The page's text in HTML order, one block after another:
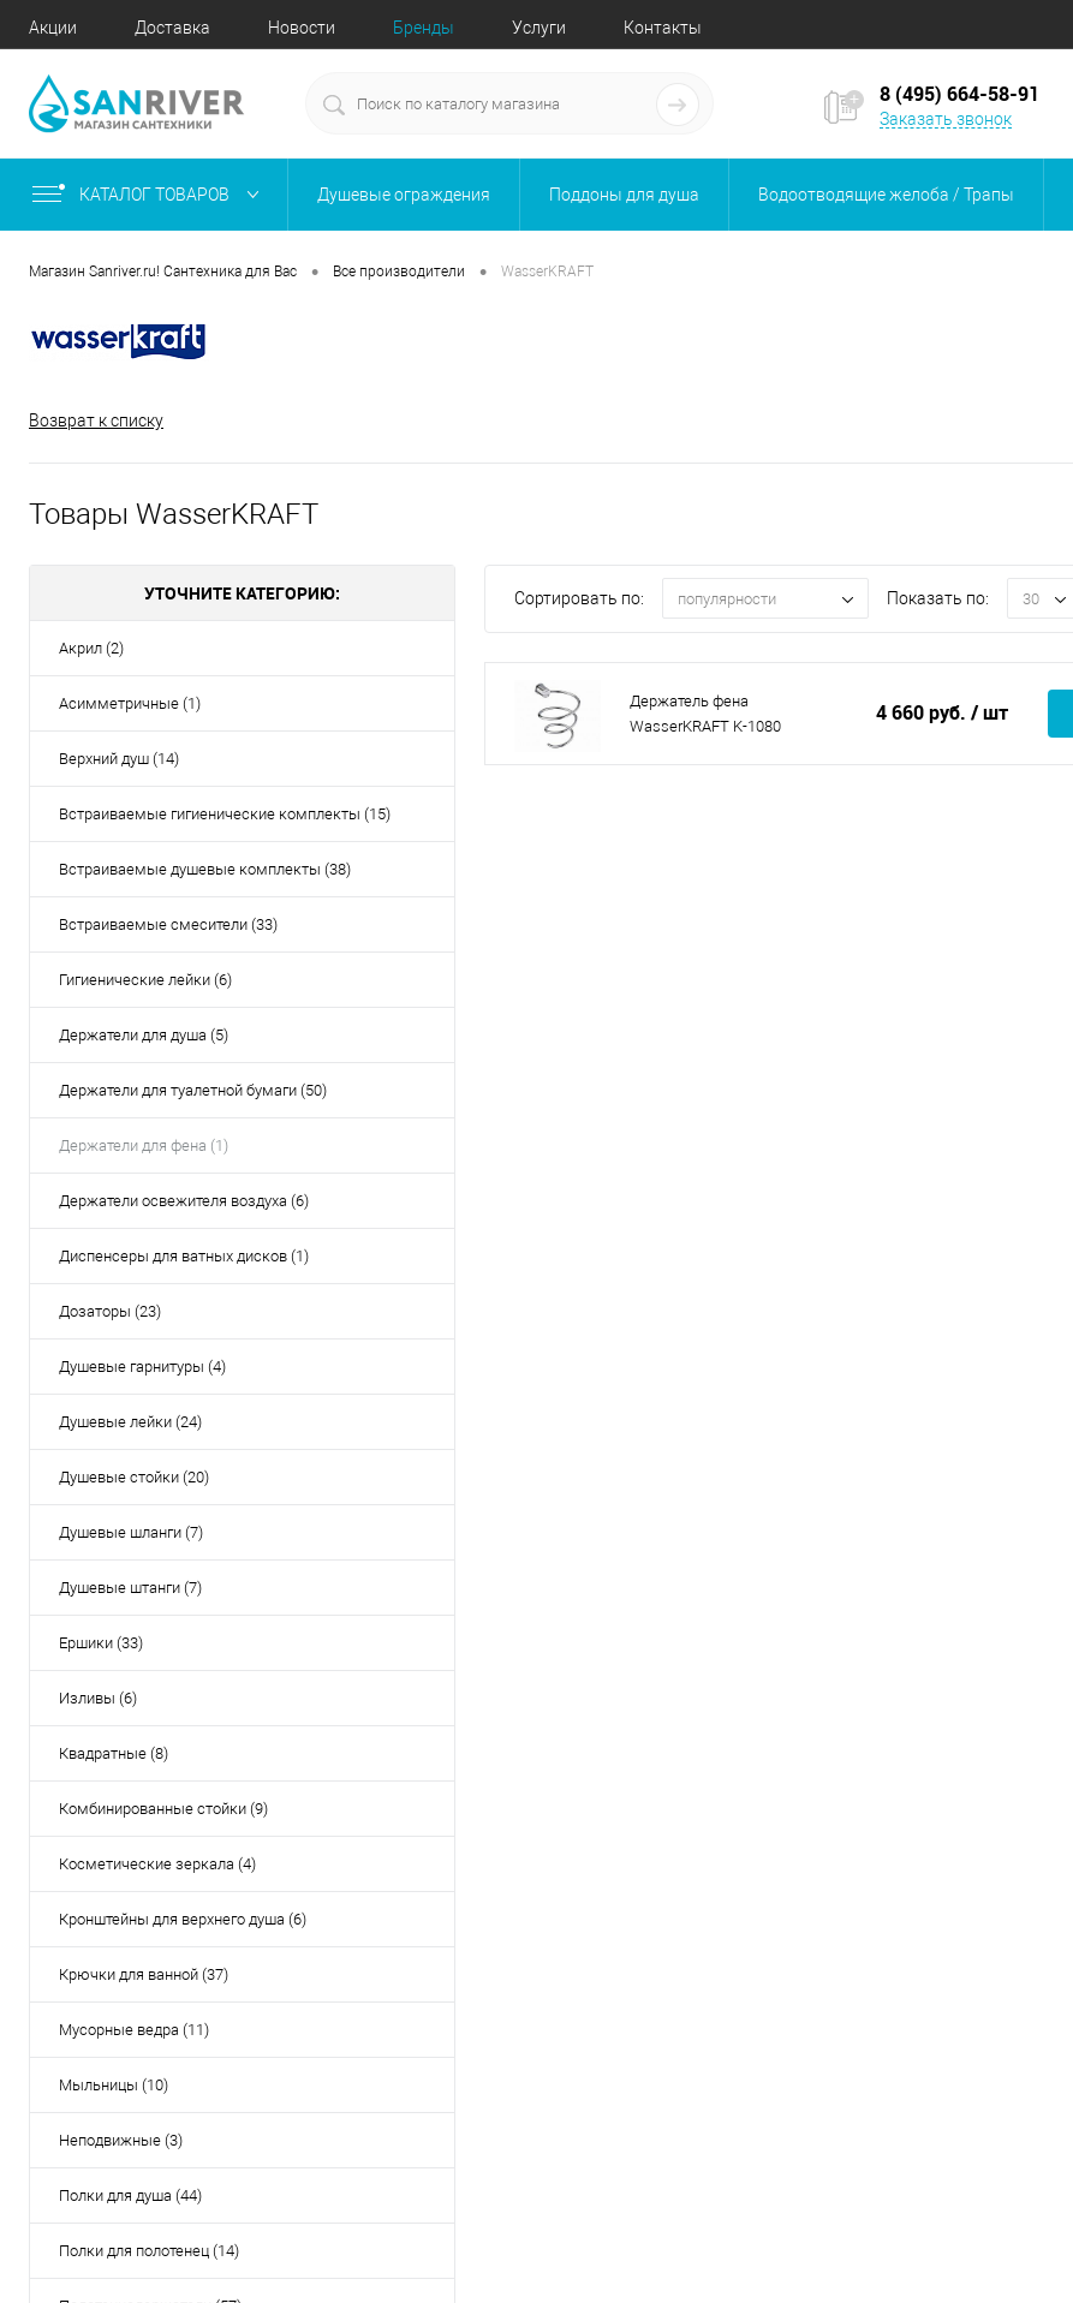
Акции Доставка Новости Бренды Услуги Контакты
8 (495) 664-58-91
Заказать звонок
КАТАЛОГ ТОВАРОВ Душевые ограждения Поддоны для душа Водоотводящие желоба / Трапы
Магазин Sanriver.ru! Сантехника для Вас • Все производители • WasserKRAFT
Возврат к списку
Товары WasserKRAFT
УТОЧНИТЕ КАТЕГОРИЮ:
Акрил (2)
Асимметричные (1)
Верхний душ (14)
Встраиваемые гигиенические комплекты (15)
Встраиваемые душевые комплекты (38)
Встраиваемые смесители (33)
Гигиенические лейки (6)
Держатели для душа (5)
Держатели для туалетной бумаги (50)
Держатели для фена (1)
Держатели освежителя воздуха (6)
Диспенсеры для ватных дисков (1)
Дозаторы (23)
Душевые гарнитуры (4)
Душевые лейки (24)
Душевые стойки (20)
Душевые шланги (7)
Душевые штанги (7)
Ершики (33)
Изливы (6)
Квадратные (8)
Комбинированные стойки (9)
Косметические зеркала (4)
Кронштейны для верхнего душа (6)
Крючки для ванной (37)
Мусорные ведра (11)
Мыльницы (10)
Неподвижные (3)
Полки для душа (44)
Полки для полотенец (14)
Сортировать по: популярности Показать по: 30
Держатель фена
WasserKRAFT K-1080
4 660 руб. / шт